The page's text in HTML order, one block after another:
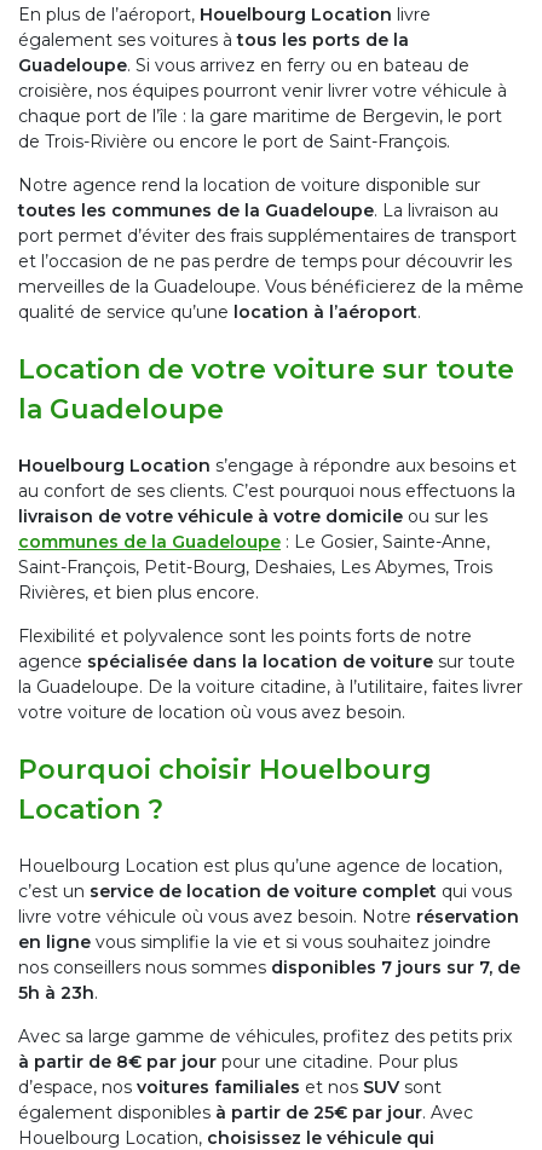
En plus de l’aéroport, Houelbourg Location livre
également ses voitures àtous les ports de la
Guadeloupe. Si vous arrivez en ferry ou en bateau de
croisière, nos équipes pourront venir livrer votre véhicule à
chaque port de l’île : la gare maritime de Bergevin, le port
de Trois-Rivière ou encore le port de Saint-François.
Notre agence rend la location de voiture disponible sur
toutes les communes de la Guadeloupe. La livraison au
port permet d’éviter des frais supplémentaires de transport
et l’occasion de ne pas perdre de temps pour découvrir les
merveilles de la Guadeloupe. Vous bénéficierez de la même
qualité de service qu’une location à l’aéroport.
Location de votre voiture sur toute
la Guadeloupe
Houelbourg Location s’engage à répondre aux besoins et
au confort de ses clients. C’est pourquoi nous effectuons la
livraison de votre véhicule à votre domicile ou sur les
communes de la Guadeloupe : Le Gosier, Sainte-Anne,
Saint-François, Petit-Bourg, Deshaies, Les Abymes, Trois
Rivières, et bien plus encore.
Flexibilité et polyvalence sont les points forts de notre
agence spécialisée dans la location de voiture sur toute
la Guadeloupe. De la voiture citadine, à l’utilitaire, faites livrer
votre voiture de location où vous avez besoin.
Pourquoi choisir Houelbourg
Location ?
Houelbourg Location est plus qu’une agence de location,
c’est un service de location de voiture complet qui vous
livre votre véhicule où vous avez besoin. Notre réservation
en ligne vous simplifie la vie et si vous souhaitez joindre
nos conseillers nous sommes disponibles 7 jours sur 7, de
5h à 23h.
Avec sa large gamme de véhicules, profitez des petits prix
à partir de 8€ par jour pour une citadine. Pour plus
d’espace, nos voitures familiales et nos SUV sont
également disponibles à partir de 25€ par jour. Avec
Houelbourg Location, choisissez le véhicule qui